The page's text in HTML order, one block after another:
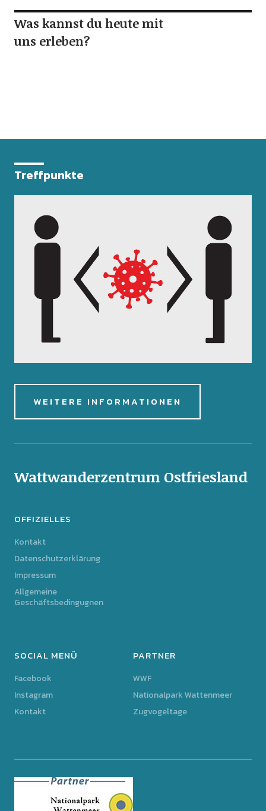
Was kannst du heute mit
uns erleben?
Treffpunkte
WEITERE INFORMATIONEN
Wattwanderzentrum Ostfriesland
OFFIZIELLES
Kontakt
Datenschutzerklärung
Impressum
Allgemeine
Geschäftsbedingugnen
SOCIAL MENÜ
Facebook
Instagram
Kontakt
PARTNER
WWF
Nationalpark Wattenmeer
Zugvogeltage